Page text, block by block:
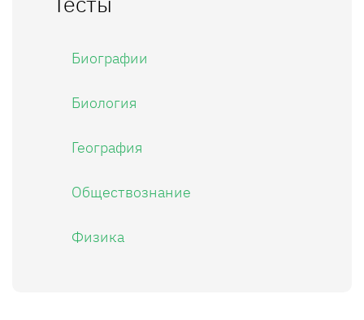
Биографии
Биология
География
Обществознание
Физика